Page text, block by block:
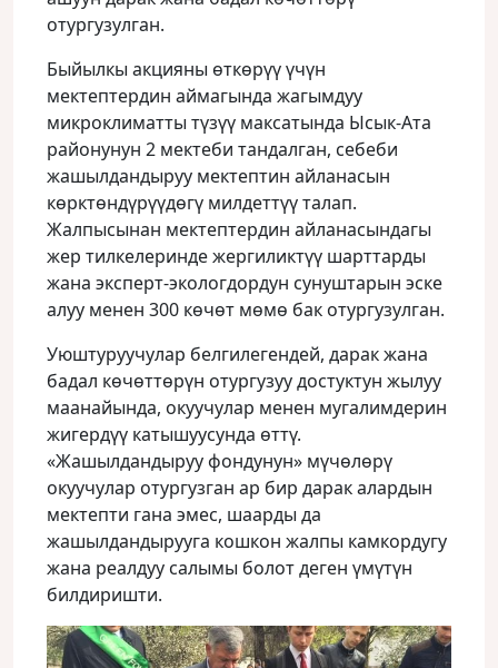
отургузулган.
Быйылкы акцияны ɵткɵрүү үчүн
мектептердин аймагында жагымдуу
микроклиматты түзүү максатында Ысык-Ата
районунун 2 мектеби тандалган, себеби
жашылдандыруу мектептин айланасын
кɵрктɵндүрүүдөгү милдеттүү талап.
Жалпысынан мектептердин айланасындагы
жер тилкелеринде жергиликтүү шарттарды
жана эксперт-экологдордун сунуштарын эске
алуу менен 300 кɵчɵт мɵмɵ бак отургузулган.
Уюштуруучулар белгилегендей, дарак жана
бадал кɵчɵттɵрүн отургузуу достуктун жылуу
маанайында, окуучулар менен мугалимдерин
жигердүү катышуусунда ɵттү.
«Жашылдандыруу фондунун» мүчɵлɵрү
окуучулар отургузган ар бир дарак алардын
мектепти гана эмес, шаарды да
жашылдандырууга кошкон жалпы камкордугу
жана реалдуу салымы болот деген үмүтүн
билдиришти.